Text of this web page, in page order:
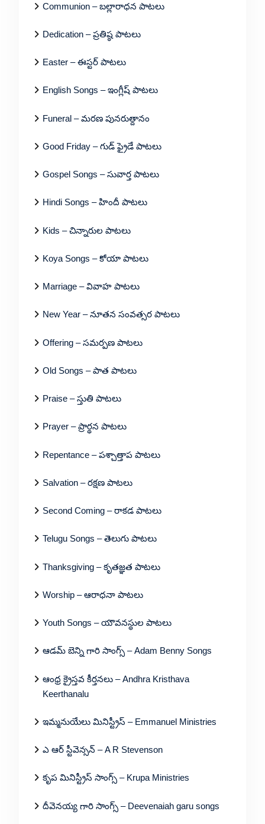
Communion – బల్లారాధన పాటలు
Dedication – ప్రతిష్ఠ పాటలు
Easter – ఈస్టర్ పాటలు
English Songs – ఇంగ్లీష్ పాటలు
Funeral – మరణ పునరుత్దానం
Good Friday – గుడ్ ఫ్రైడే పాటలు
Gospel Songs – సువార్త పాటలు
Hindi Songs – హిందీ పాటలు
Kids – చిన్నారుల పాటలు
Koya Songs – కోయా పాటలు
Marriage – వివాహ పాటలు
New Year – నూతన సంవత్సర పాటలు
Offering – సమర్పణ పాటలు
Old Songs – పాత పాటలు
Praise – స్తుతి పాటలు
Prayer – ప్రార్థన పాటలు
Repentance – పశ్చాత్తాప పాటలు
Salvation – రక్షణ పాటలు
Second Coming – రాకడ పాటలు
Telugu Songs – తెలుగు పాటలు
Thanksgiving – కృతజ్ఞత పాటలు
Worship – ఆరాధనా పాటలు
Youth Songs – యౌవనస్థుల పాటలు
ఆడమ్ బెన్ని గారి సాంగ్స్ – Adam Benny Songs
ఆంధ్ర క్రైస్తవ కీర్తనలు – Andhra Kristhava
Keerthanalu
ఇమ్మనుయేలు మినిస్ట్రీస్ – Emmanuel Ministries
ఎ ఆర్ స్టీవెన్సన్ – A R Stevenson
కృప మినిస్ట్రీస్ సాంగ్స్ – Krupa Ministries
దీవెనయ్య గారి సాంగ్స్ – Deevenaiah garu songs